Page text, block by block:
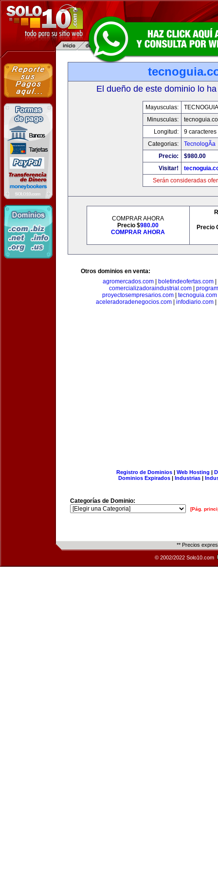
El dueño de este dominio lo
Mayusculas:
Minusculas:
Longitud:
9 caracteres
Categorias:
TecnologÃ­a
Precio:
$980.00
Visitar!
Serán consideradas
COMPRAR AHORA
Precio $980.00
COMPRAR AHORA
Precio
Otros dominios en venta:
agromercados.com
boletindeofertas.com
comercializadoraindustrial.com
proyectosempresarios.com
tecnoguia.com
aceleradoradenegocios.com| infodiario.com|
Registro de Dominios| Web Hosting |
Dominios Expirados | Industrias |
Categorías de Dominio:
[Pág.
** Precios
© 2002/2022 Solo10.com